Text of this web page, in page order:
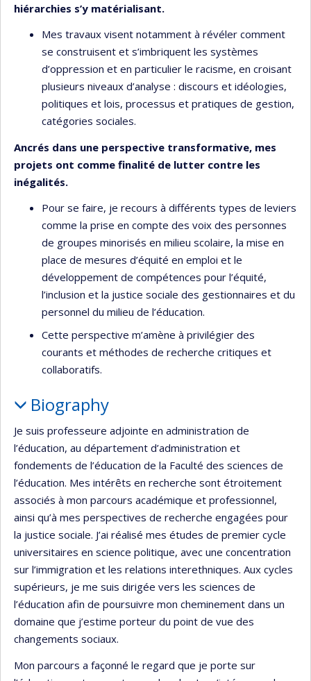
hiérarchies s’y matérialisant.
Mes travaux visent notamment à révéler comment
se construisent et s’imbriquent les systèmes
d’oppression et en particulier le racisme, en croisant
plusieurs niveaux d’analyse : discours et idéologies,
politiques et lois, processus et pratiques de gestion,
catégories sociales.
Ancrés dans une perspective transformative, mes
projets ont comme finalité de lutter contre les
inégalités.
Pour se faire, je recours à différents types de leviers
comme la prise en compte des voix des personnes
de groupes minorisés en milieu scolaire, la mise en
place de mesures d’équité en emploi et le
développement de compétences pour l’équité,
l’inclusion et la justice sociale des gestionnaires et du
personnel du milieu de l’éducation.
Cette perspective m’amène à privilégier des
courants et méthodes de recherche critiques et
collaboratifs.
Biography
Je suis professeure adjointe en administration de
l’éducation, au département d’administration et
fondements de l’éducation de la Faculté des sciences de
l’éducation. Mes intérêts en recherche sont étroitement
associés à mon parcours académique et professionnel,
ainsi qu’à mes perspectives de recherche engagées pour
la justice sociale. J’ai réalisé mes études de premier cycle
universitaires en science politique, avec une concentration
sur l’immigration et les relations interethniques. Aux cycles
supérieurs, je me suis dirigée vers les sciences de
l’éducation afin de poursuivre mon cheminement dans un
domaine que j’estime porteur du point de vue des
changements sociaux.
Mon parcours a façonné le regard que je porte sur